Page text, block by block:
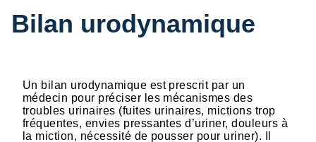
Bilan urodynamique
Un bilan urodynamique est prescrit par un
médecin pour préciser les mécanismes des
troubles urinaires (fuites urinaires, mictions trop
fréquentes, envies pressantes d’uriner, douleurs à
la miction, nécessité de pousser pour uriner). Il